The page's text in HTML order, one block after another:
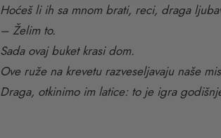
Hoćeš li ih sa mnom brati, reci, draga
– Želim to.
Sada ovaj buket krasi dom.
Ove ruže na krevetu razveseljavaju naše
Draga, otkinimo im latice: to je igra